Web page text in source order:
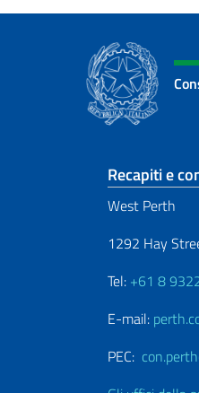
Recapiti e
West Perth
1292 Hay
Tel: +61 8
E-mail:
PEC: